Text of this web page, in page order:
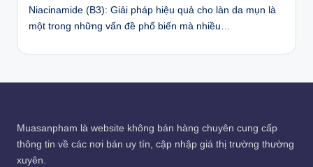
Niacinamide (B3): Giải pháp hiệu quả cho làn da mụn là
một trong những vấn đề phổ biến mà nhiều…
Muasanpham là website không bán hàng chuyên cung cấp
thông tin về các nơi bán uy tín, cập nhập giá thị trường thường
xuyên.